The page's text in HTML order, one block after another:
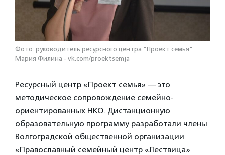
Фото: руководитель ресурсного центра "Проект семья"
Мария Филина - vk.com/proektsemja
Ресурсный центр «Проект семья» — это
методическое сопровождение семейно-
ориентированных НКО. Дистанционную
образовательную программу разработали члены
Волгоградской общественной организации
«Православный семейный центр «Лествица»